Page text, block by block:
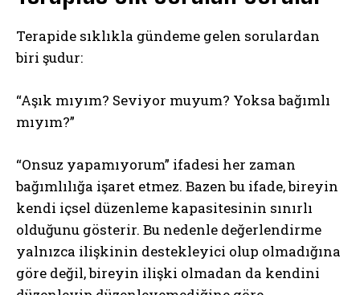
Terapide sıklıkla gündeme gelen sorulardan
biri şudur:
“Aşık mıyım? Seviyor muyum? Yoksa bağımlı
mıyım?”
“Onsuz yapamıyorum” ifadesi her zaman
bağımlılığa işaret etmez. Bazen bu ifade, bireyin
kendi içsel düzenleme kapasitesinin sınırlı
olduğunu gösterir. Bu nedenle değerlendirme
yalnızca ilişkinin destekleyici olup olmadığına
göre değil, bireyin ilişki olmadan da kendini